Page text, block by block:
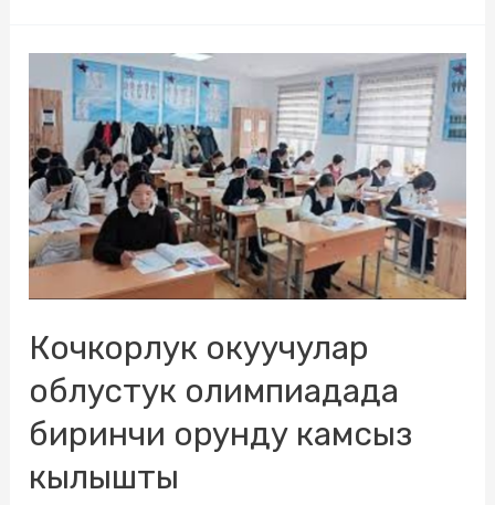
Кочкорлук окуучулар
облустук олимпиадада
биринчи орунду камсыз
кылышты